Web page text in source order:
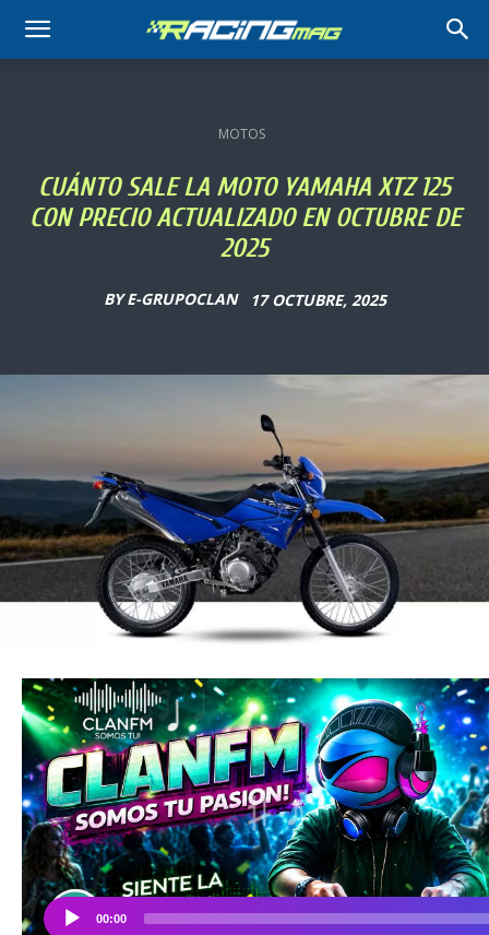
RACING
MOTOS
CUÁNTO SALE LA MOTO YAMAHA XTZ 125
CON PRECIO ACTUALIZADO EN OCTUBRE DE
2025
BY E-GRUPOCLAN 17 OCTUBRE, 2025